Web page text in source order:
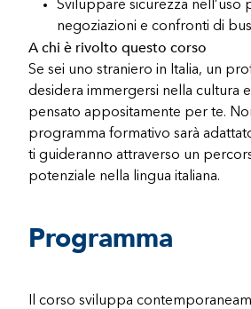
Sviluppare sicurezza
negoziazioni e confronti di
A chi è rivolto questo corso
Se sei uno straniero in Italia, un
desidera immergersi nella cultura
pensato appositamente per te.
programma formativo sarà
ti guideranno attraverso un
potenziale nella lingua italiana.
Programma
Il corso sviluppa